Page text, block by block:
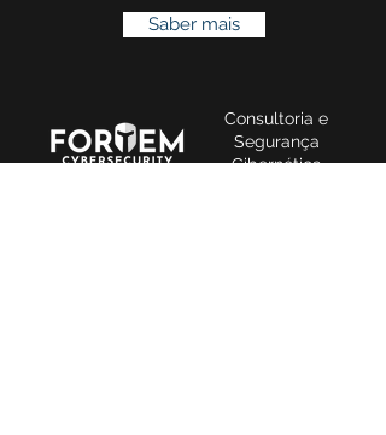
Saber mais
Consultoria e
Segurança
Cibernética